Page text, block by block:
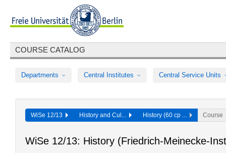
COURSE CATALOG
Departments Central Institutes Central Service Units
WiSe 12/13 History and Cul... History (60 cp ... Course
WiSe 12/13: History (Friedrich-Meinecke-